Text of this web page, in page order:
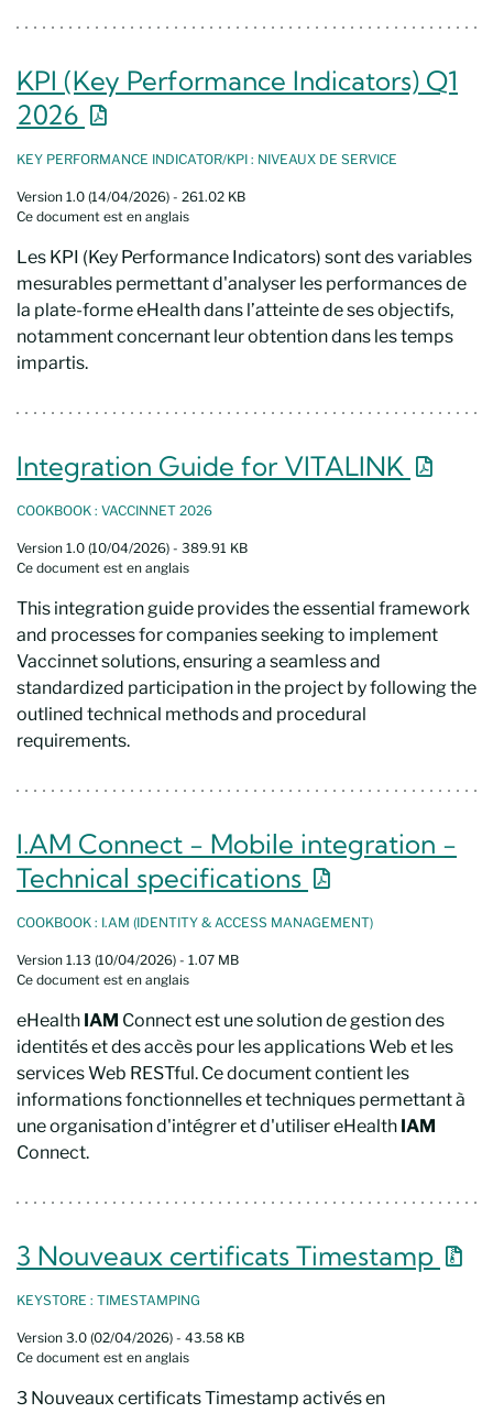
KPI (Key Performance Indicators) Q1
2026 Nouvelle fenêtre
KEY PERFORMANCE INDICATOR/KPI : NIVEAUX DE SERVICE
Version 1.0 (14/04/2026) - 261.02 KB
Ce document est en anglais
Les KPI (Key Performance Indicators) sont des variables
mesurables permettant d'analyser les performances de
la plate-forme eHealth dans l’atteinte de ses objectifs,
notamment concernant leur obtention dans les temps
impartis.
Integration Guide for VITALINK
COOKBOOK : VACCINNET 2026
Version 1.0 (10/04/2026) - 389.91 KB
Ce document est en anglais
This integration guide provides the essential framework
and processes for companies seeking to implement
Vaccinnet solutions, ensuring a seamless and
standardized participation in the project by following the
outlined technical methods and procedural
requirements.
I.AM Connect - Mobile integration -
Technical specifications Nouvelle
COOKBOOK : I.AM (IDENTITY & ACCESS MANAGEMENT)
Version 1.13 (10/04/2026) - 1.07 MB
Ce document est en anglais
eHealth IAM Connect est une solution de gestion des
identités et des accès pour les applications Web et les
services Web RESTful. Ce document contient les
informations fonctionnelles et techniques permettant à
une organisation d'intégrer et d'utiliser eHealth IAM
Connect.
3 Nouveaux certificats Timestamp
KEYSTORE : TIMESTAMPING
Version 3.0 (02/04/2026) - 43.58 KB
Ce document est en anglais
3 Nouveaux certificats Timestamp activés en